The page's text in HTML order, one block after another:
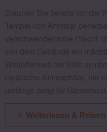
Weiterlesen &